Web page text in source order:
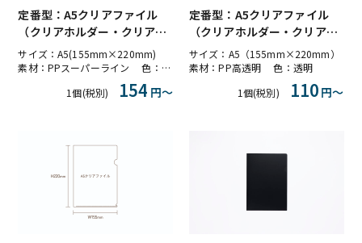
定番型：A5クリアファイル
（クリアホルダー・クリアフ
ォルダー）PPスーパーライン
サイズ：A5(155mm×220mm)
素材：PPスーパーライン 色：ライン透明
1個(税別)
154円〜
定番型：A5クリアファイル
（クリアホルダー・クリアフ
ォルダー）PP高透明
サイズ：A5（155mm×220mm）
素材：PP高透明 色：透明
1個(税別)
110円〜